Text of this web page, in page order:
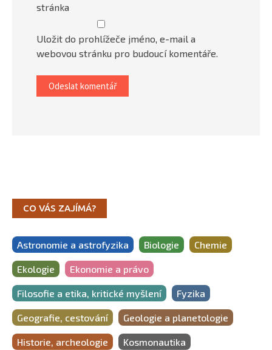
stránka
Uložit do prohlížeče jméno, e-mail a
webovou stránku pro budoucí komentáře.
CO VÁS ZAJÍMÁ?
Astronomie a astrofyzika Biologie Chemie
Ekologie Ekonomie a právo
Filosofie a etika, kritické myšlení Fyzika
Geografie, cestování Geologie a planetologie
Historie, archeologie Kosmonautika